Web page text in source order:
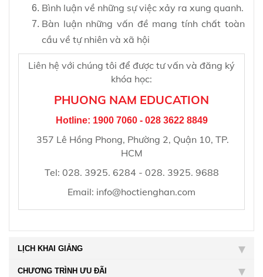
Bình luận về những sự việc xảy ra xung quanh.
Bàn luận những vấn đề mang tính chất toàn
cầu về tự nhiên và xã hội
Liên hệ với chúng tôi để được tư vấn và đăng ký
khóa học:
PHUONG NAM EDUCATION
Hotline: 1900 7060 - 028 3622 8849
357 Lê Hồng Phong, Phường 2, Quận 10, TP.
HCM
Tel: 028. 3925. 6284 - 028. 3925. 9688
Email: info@hoctienghan.com
LỊCH KHAI GIẢNG
CHƯƠNG TRÌNH ƯU ĐÃI